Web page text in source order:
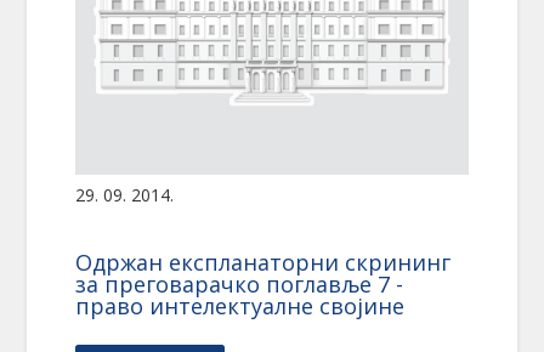
29. 09. 2014.
Одржан експланаторни скрининг
за преговарачко поглавље 7 -
право интелектуалне својине